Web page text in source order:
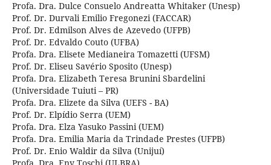
Profa. Dra. Dulce Consuelo Andreatta Whitaker (Unesp)
Prof. Dr. Durvali Emilio Fregonezi (FACCAR)
Prof. Dr. Edmilson Alves de Azevedo (UFPB)
Prof. Dr. Edvaldo Couto (UFBA)
Profa. Dra. Elisete Medianeira Tomazetti (UFSM)
Prof. Dr. Eliseu Savério Sposito (Unesp)
Profa. Dra. Elizabeth Teresa Brunini Sbardelini
(Universidade Tuiuti – PR)
Profa. Dra. Elizete da Silva (UEFS - BA)
Prof. Dr. Elpídio Serra (UEM)
Profa. Dra. Elza Yasuko Passini (UEM)
Profa. Dra. Emilia Maria da Trindade Prestes (UFPB)
Prof. Dr. Enio Waldir da Silva (Unijuí)